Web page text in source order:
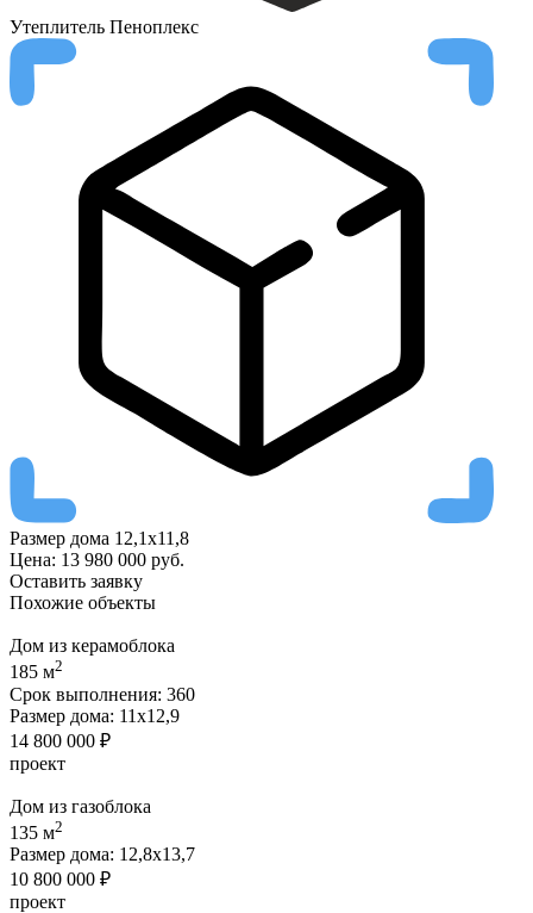
Утеплитель Пеноплекс
Размер дома 12,1х11,8
Цена: 13 980 000 руб.
Оставить заявку
Похожие объекты
Дом из керамоблока
185 м2
Срок выполнения: 360
Размер дома: 11х12,9
14 800 000 ₽
проект
Дом из газоблока
135 м2
Размер дома: 12,8х13,7
10 800 000 ₽
проект